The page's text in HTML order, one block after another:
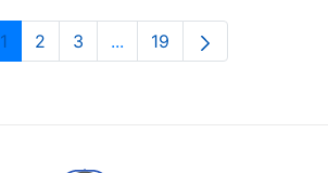
Páxina
1 Páxina
2 Páxina
3 ...Páxinas intermedias Use
Páxina
19